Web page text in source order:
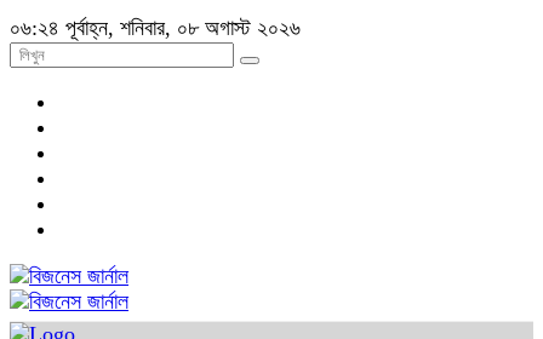
০৬:২৪ পূর্বাহ্ন, শনিবার, ০৮ অগাস্ট ২০২৬